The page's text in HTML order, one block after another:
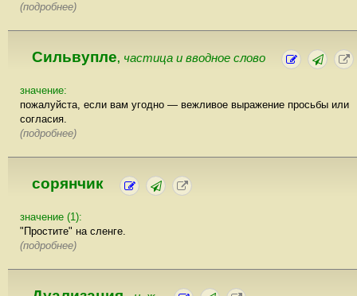
(подробнее)
Сильвупле, частица и вводное слово
значение:
пожалуйста, если вам угодно — вежливое выражение просьбы или
согласия.
(подробнее)
сорянчик
значение (1):
"Простите" на сленге.
(подробнее)